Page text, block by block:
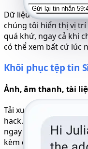
Gửi lại tin nhắn
Dữ liệu nền của
chúng tôi hiển thị vị
quá khứ, ngay cả khi
có thể xem bất cứ lúc
Khôi phục tệp tin
Ảnh, âm thanh, tài
Tải xuống tất cả tệp
hack. Nội dung đa
ngay cả các ghi chú
kèm đã xóa cũng có